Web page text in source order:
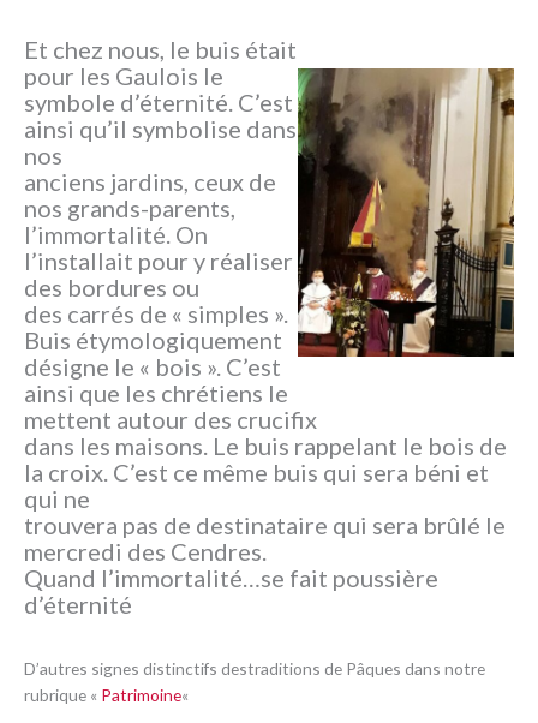
Et chez nous, le buis était
pour les Gaulois le
symbole d’éternité. C’est
ainsi qu’il symbolise dans
nos
anciens jardins, ceux de
nos grands-parents,
l’immortalité. On
l’installait pour y réaliser
des bordures ou
des carrés de « simples ».
Buis étymologiquement
désigne le « bois ». C’est
ainsi que les chrétiens le
mettent autour des crucifix
dans les maisons. Le buis rappelant le bois de
la croix. C’est ce même buis qui sera béni et
qui ne
trouvera pas de destinataire qui sera brûlé le
mercredi des Cendres.
Quand l’immortalité…se fait poussière
d’éternité
D’autres signes distinctifs destraditions de Pâques dans notre
rubrique « Patrimoine«